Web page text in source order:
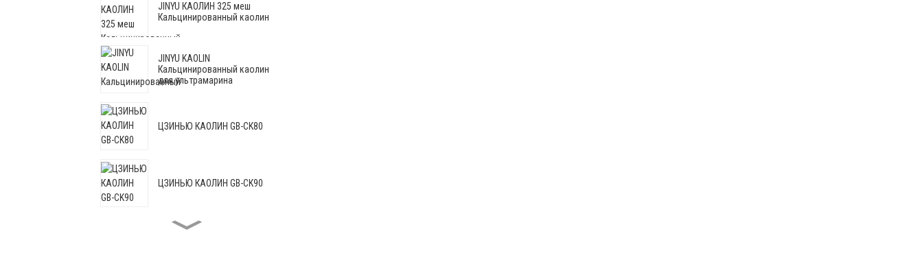
JINYU КАОЛИН 325 меш
Кальцинированный каолин
JINYU KAOLIN
Кальцинированный каолин
для ультрамарина
ЦЗИНЬЮ КАОЛИН GB-CK80
ЦЗИНЬЮ КАОЛИН GB-CK90